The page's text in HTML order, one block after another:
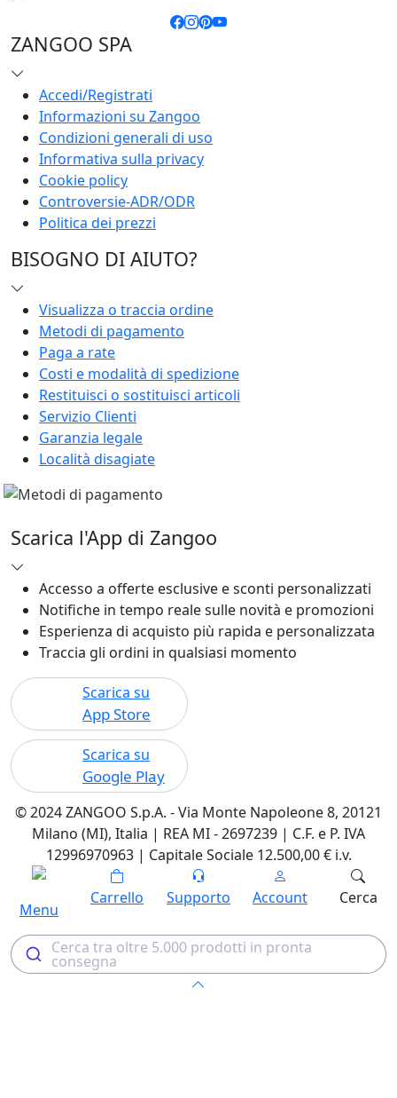
ZANGOO SPA
Accedi/Registrati
Informazioni su Zangoo
Condizioni generali di uso
Informativa sulla privacy
Cookie policy
Controversie-ADR/ODR
Politica dei prezzi
BISOGNO DI AIUTO?
Visualizza o traccia ordine
Metodi di pagamento
Paga a rate
Costi e modalità di spedizione
Restituisci o sostituisci articoli
Servizio Clienti
Garanzia legale
Località disagiate
Scarica l'App di Zangoo
Accesso a offerte esclusive e sconti personalizzati
Notifiche in tempo reale sulle novità e promozioni
Esperienza di acquisto più rapida e personalizzata
Traccia gli ordini in qualsiasi momento
Scarica su
App Store
Scarica su
Google Play
© 2024 ZANGOO S.p.A. - Via Monte Napoleone 8, 20121
Milano (MI), Italia | REA MI - 2697239 | C.F. e P. IVA
12996970963 | Capitale Sociale 12.500,00 € i.v.
Menu
Carrello Supporto Account Cerca
Cerca tra oltre 5.000 prodotti in pronta
consegna